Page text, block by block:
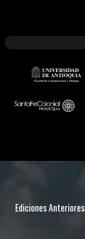
Ediciones Anteriores